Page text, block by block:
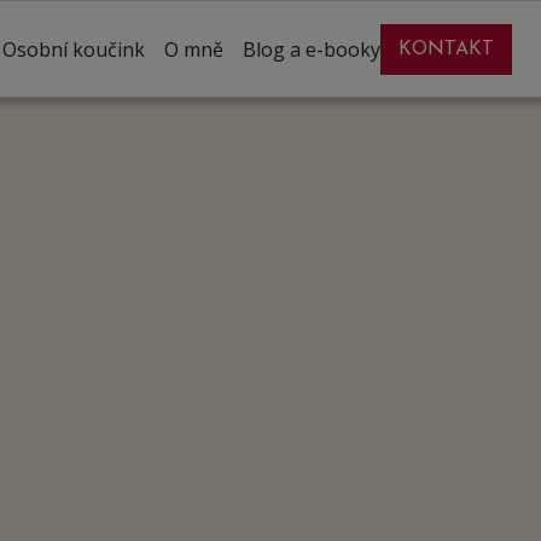
Osobní koučink O mně Blog a e-booky KONTAKT